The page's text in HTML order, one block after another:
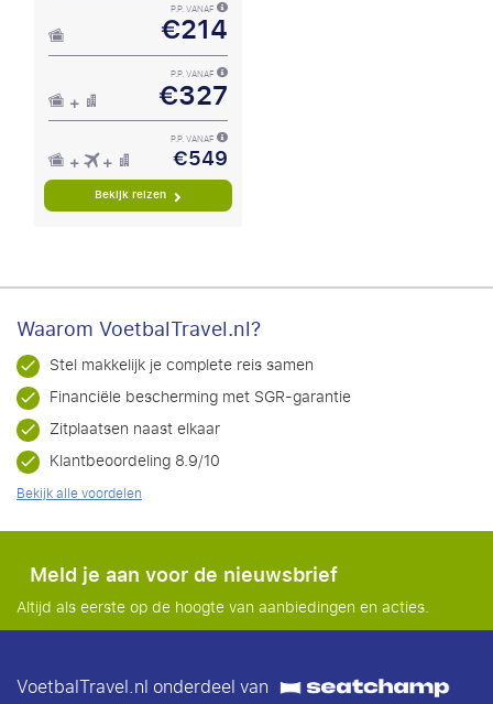
P.P. VANAF
€214
P.P. VANAF
€327
P.P. VANAF
€549
Bekijk reizen
Waarom VoetbalTravel.nl?
Stel makkelijk je complete reis samen
Financiële bescherming met SGR-garantie
Zitplaatsen naast elkaar
Klantbeoordeling 8.9/10
Bekijk alle voordelen
Meld je aan voor de nieuwsbrief
Altijd als eerste op de hoogte van aanbiedingen en acties.
VoetbalTravel.nl onderdeel van